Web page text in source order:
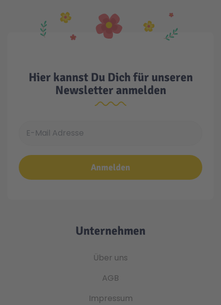
Hier kannst Du Dich für unseren
Newsletter anmelden
Anmelden
Unternehmen
Über uns
AGB
Impressum